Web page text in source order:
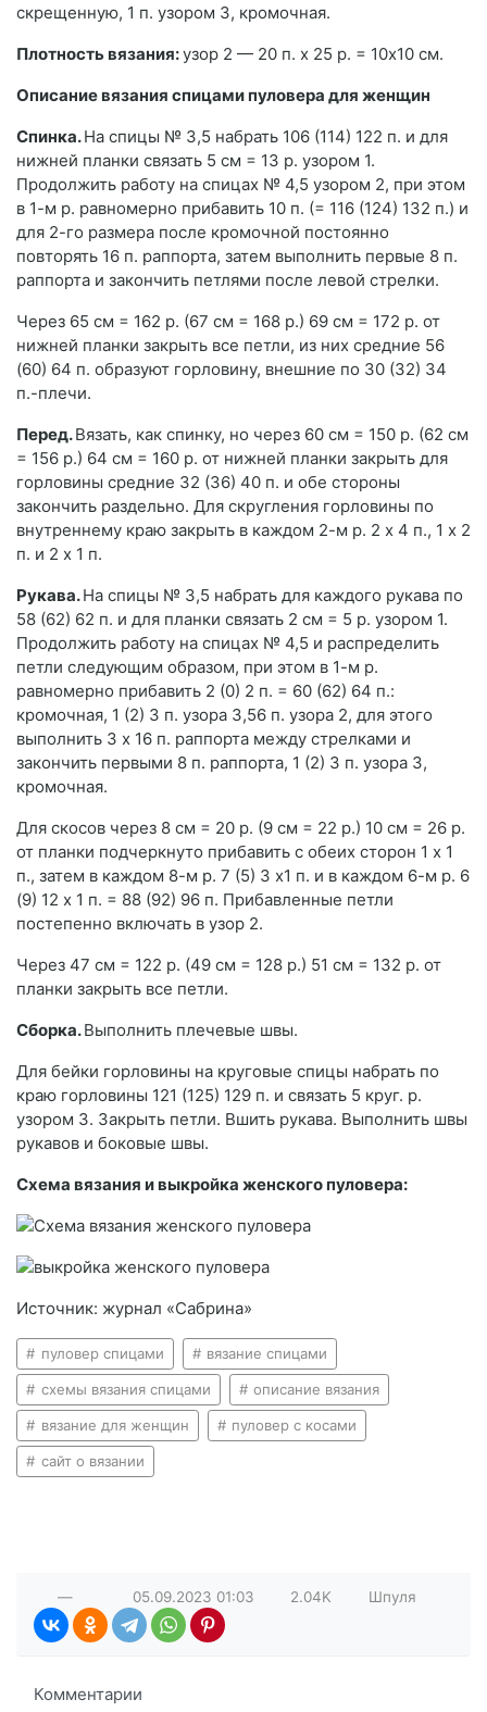
скрещенную, 1 п. узором 3, кромочная.
Плотность вязания:узор 2 — 20 п. х 25 р. = 10x10 см.
Описание вязания спицами пуловера для женщин
Спинка.На спицы № 3,5 набрать 106 (114) 122 п. и для
нижней планки связать 5 см = 13 р. узором 1.
Продолжить работу на спицах № 4,5 узором 2, при этом
в 1-м р. равномерно прибавить 10 п. (= 116 (124) 132 п.) и
для 2-го размера после кромочной постоянно
повторять 16 п. раппорта, затем выполнить первые 8 п.
раппорта и закончить петлями после левой стрелки.
Через 65 см = 162 р. (67 см = 168 р.) 69 см = 172 р. от
нижней планки закрыть все петли, из них средние 56
(60) 64 п. образуют горловину, внешние по 30 (32) 34
п.-плечи.
Перед.Вязать, как спинку, но через 60 см = 150 р. (62 см
= 156 р.) 64 см = 160 р. от нижней планки закрыть для
горловины средние 32 (36) 40 п. и обе стороны
закончить раздельно. Для скругления горловины по
внутреннему краю закрыть в каждом 2-м р. 2 х 4 п., 1 х 2
п. и 2 x 1 п.
Рукава.На спицы № 3,5 набрать для каждого рукава по
58 (62) 62 п. и для планки связать 2 см = 5 р. узором 1.
Продолжить работу на спицах № 4,5 и распределить
петли следующим образом, при этом в 1-м р.
равномерно прибавить 2 (0) 2 п. = 60 (62) 64 п.:
кромочная, 1 (2) 3 п. узора 3,56 п. узора 2, для этого
выполнить 3 х 16 п. раппорта между стрелками и
закончить первыми 8 п. раппорта, 1 (2) 3 п. узора 3,
кромочная.
Для скосов через 8 см = 20 р. (9 см = 22 р.) 10 см = 26 р.
от планки подчеркнуто прибавить с обеих сторон 1 х 1
п., затем в каждом 8-м р. 7 (5) 3 x1 п. и в каждом 6-м р. 6
(9) 12 х 1 п. = 88 (92) 96 п. Прибавленные петли
постепенно включать в узор 2.
Через 47 см = 122 р. (49 см = 128 р.) 51 см = 132 р. от
планки закрыть все петли.
Сборка.Выполнить плечевые швы.
Для бейки горловины на круговые спицы набрать по
краю горловины 121 (125) 129 п. и связать 5 круг. р.
узором 3. Закрыть петли. Вшить рукава. Выполнить швы
рукавов и боковые швы.
Схема вязания и выкройка женского пуловера:
Источник: журнал «Сабрина»
пуловер спицами вязание спицами
схемы вязания спицами описание вязания
вязание для женщин пуловер с косами
сайт о вязании
— 05.09.2023 01:03 2.04K Шпуля
Комментарии